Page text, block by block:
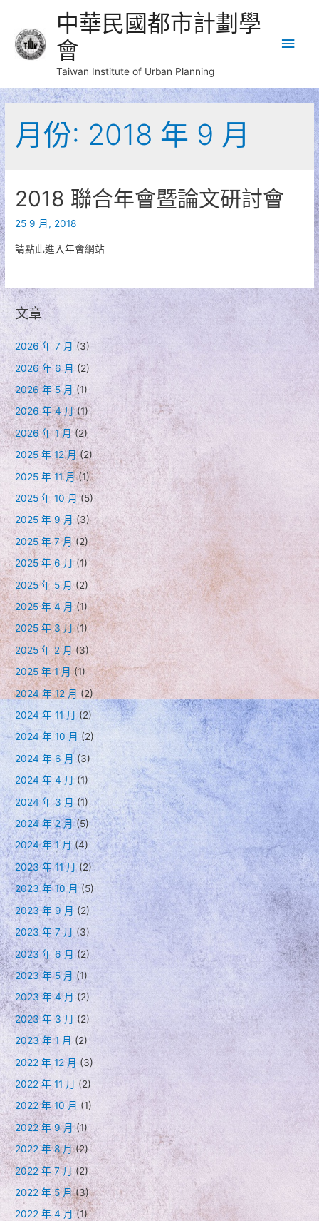
中華民國都市計劃學
會
Taiwan Institute of Urban Planning
Main
月份: 2018 年 9 月
2018 聯合年會暨論文研討會
25 9 月, 2018
請點此進入年會網站
文章
2026 年 7 月 (3)
2026 年 6 月 (2)
2026 年 5 月 (1)
2026 年 4 月(1)
2026 年 1 月(2)
2025 年 12 月(2)
2025 年 11 月(1)
2025 年 10 月(5)
2025 年 9 月 (3)
2025 年 7 月(2)
2025 年 6 月(1)
2025 年 5 月(2)
2025 年 4 月(1)
2025 年 3 月(1)
2025 年 2 月(3)
2025 年 1 月(1)
2024 年 12 月(2)
2024 年 11 月 (2)
2024 年 10 月 (2)
2024 年 6 月 (3)
2024 年 4 月 (1)
2024 年 3 月 (1)
2024 年 2 月(5)
2024 年 1 月(4)
2023 年 11 月 (2)
2023 年 10 月(5)
2023 年 9 月(2)
2023 年 7 月 (3)
2023 年 6 月 (2)
2023 年 5 月 (1)
2023 年 4 月 (2)
2023 年 3 月 (2)
2023 年 1 月 (2)
2022 年 12 月 (3)
2022 年 11 月 (2)
2022 年 10 月 (1)
2022 年 9 月(1)
2022 年 8 月(2)
2022 年 7 月(2)
2022 年 5 月(3)
2022 年 4 月(1)